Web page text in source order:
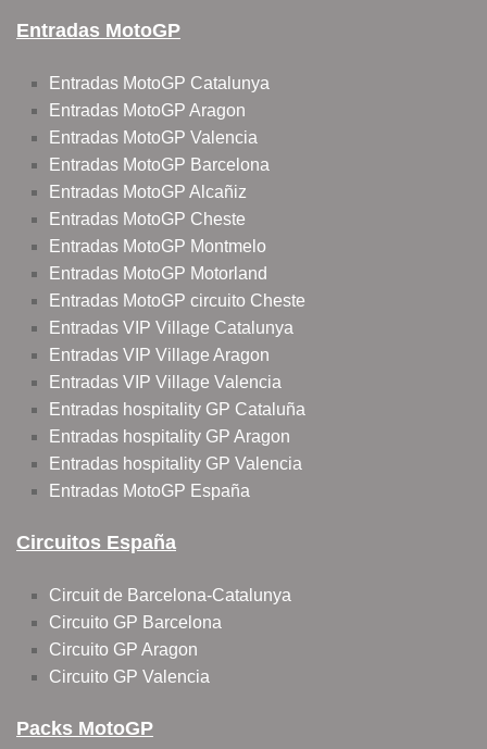
Entradas MotoGP
Entradas MotoGP Catalunya
Entradas MotoGP Aragon
Entradas MotoGP Valencia
Entradas MotoGP Barcelona
Entradas MotoGP Alcañiz
Entradas MotoGP Cheste
Entradas MotoGP Montmelo
Entradas MotoGP Motorland
Entradas MotoGP circuito Cheste
Entradas VIP Village Catalunya
Entradas VIP Village Aragon
Entradas VIP Village Valencia
Entradas hospitality GP Cataluña
Entradas hospitality GP Aragon
Entradas hospitality GP Valencia
Entradas MotoGP España
Circuitos España
Circuit de Barcelona-Catalunya
Circuito GP Barcelona
Circuito GP Aragon
Circuito GP Valencia
Packs MotoGP